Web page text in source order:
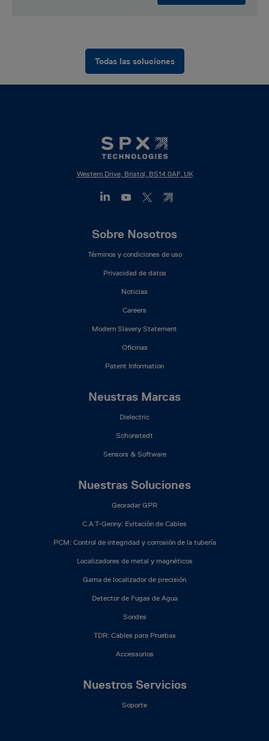
Todas las soluciones
Western Drive, Bristol, BS14 0AF, UK
Sobre Nosotros
Términos y condiciones de uso
Privacidad de datos
Noticias
Careers
Modern Slavery Statement
Oficinas
Patent Information
Neustras Marcas
Dielectric
Schonstedt
Sensors & Software
Nuestras Soluciones
Georadar GPR
C.A.T-Genny: Evitación de Cables
PCM: Control de integridad y corrosión de la tubería
Localizadores de metal y magnéticos
Gama de localizador de precisión
Detector de Fugas de Agua
Sondes
TDR: Cables para Pruebas
Accessorios
Nuestros Servicios
Soporte